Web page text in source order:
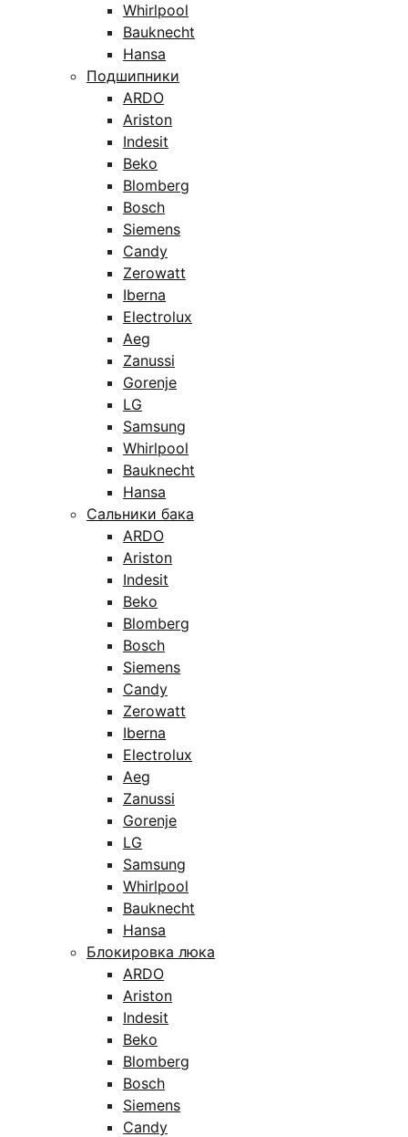
Whirlpool
Bauknecht
Hansa
Подшипники
ARDO
Ariston
Indesit
Beko
Blomberg
Bosch
Siemens
Candy
Zerowatt
Iberna
Electrolux
Aeg
Zanussi
Gorenje
LG
Samsung
Whirlpool
Bauknecht
Hansa
Сальники бака
ARDO
Ariston
Indesit
Beko
Blomberg
Bosch
Siemens
Candy
Zerowatt
Iberna
Electrolux
Aeg
Zanussi
Gorenje
LG
Samsung
Whirlpool
Bauknecht
Hansa
Блокировка люка
ARDO
Ariston
Indesit
Beko
Blomberg
Bosch
Siemens
Candy